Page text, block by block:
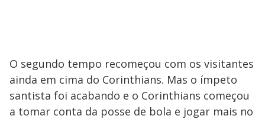
O segundo tempo recomeçou com os visitantes
ainda em cima do Corinthians. Mas o ímpeto
santista foi acabando e o Corinthians começou
a tomar conta da posse de bola e jogar mais no